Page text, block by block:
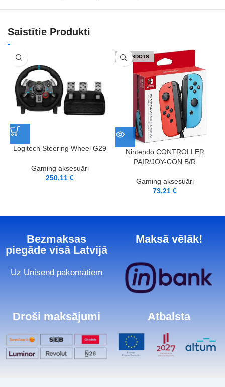
Saistītie Produkti
Logitech Steering Wheel G29
Gaming aksesuāri
250,11€
IZPĀRDOTS
Nintendo CONTROLLER
PAIR/JOY-CON B/R
Gaming aksesuāri
73,21€
Bezmaksas
piegāde visā Latvijā
Uz Unisend pakomātiem
Maksā vēlāk!
Droši maksājumi Atbalsta